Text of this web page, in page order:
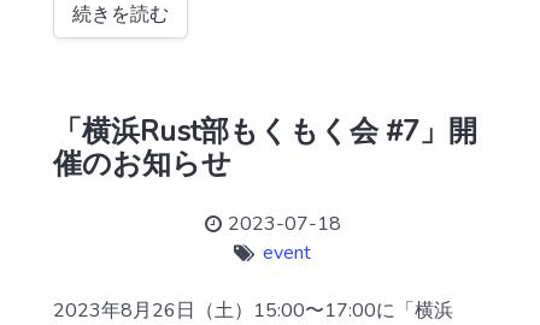
続きを読む
「横浜Rust部もくもく会 #7」開
催のお知らせ
2023-07-18
event
2023年8月26日（土）15:00〜17:00に「横浜